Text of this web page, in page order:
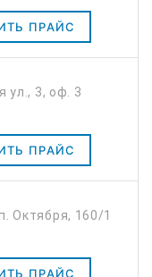
ПРАЙС
ул., 3, оф. 3
ПРАЙС
Октября, 160/1
ПРАЙС